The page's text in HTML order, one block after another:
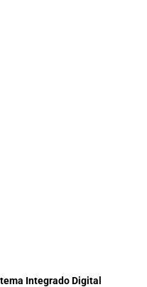
Integrado Digital